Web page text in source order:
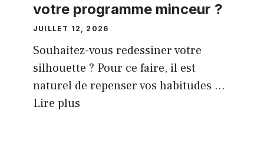
votre programme minceur ?
JUILLET 12, 2026
Souhaitez-vous redessiner votre
silhouette ? Pour ce faire, il est
naturel de repenser vos habitudes ...
Lire plus